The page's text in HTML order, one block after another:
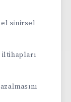
sinirsel
iltihapları